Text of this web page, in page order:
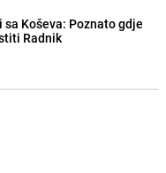
sa Koševa: Poznato gdje
Radnik